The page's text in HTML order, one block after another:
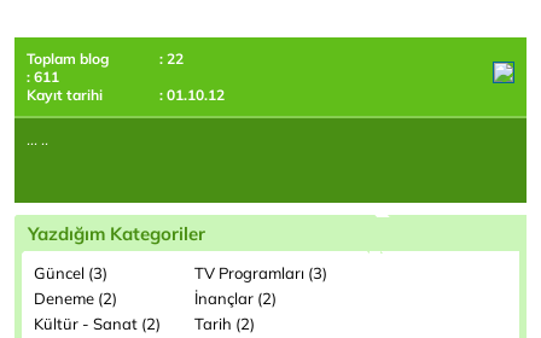
Toplam blog
: 22
: 611
Kayıt tarihi
: 01.10.12
... ..
Yazdığım Kategoriler
Güncel (3)
TV Programları (3)
Deneme (2)
İnançlar (2)
Kültür - Sanat (2)
Tarih (2)